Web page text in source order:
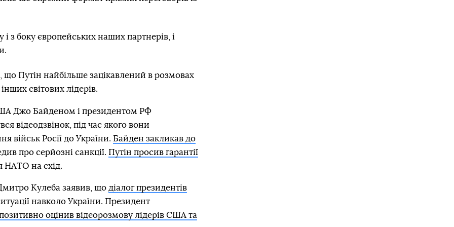
з боку європейських наших партнерів, і
Путін найбільше зацікавлений в розмовах
світових лідерів.
Джо Байденом і президентом РФ
відеодзвінок, під час якого вони
військ Росії до України. Байден закликав до
про серйозні санкції. Путін просив гарантії
на схід.
Кулеба заявив, що діалог президентів
навколо України. Президент
оцінив відеорозмову лідерів США та